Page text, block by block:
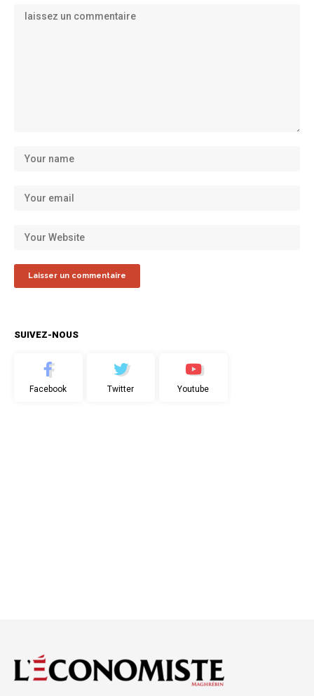
SUIVEZ-NOUS
Facebook Twitter Youtube